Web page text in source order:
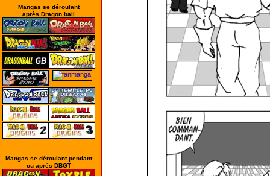
Mangas se déroulant
après Dragon ball
Mangas se déroulant pendant
ou après DBGT